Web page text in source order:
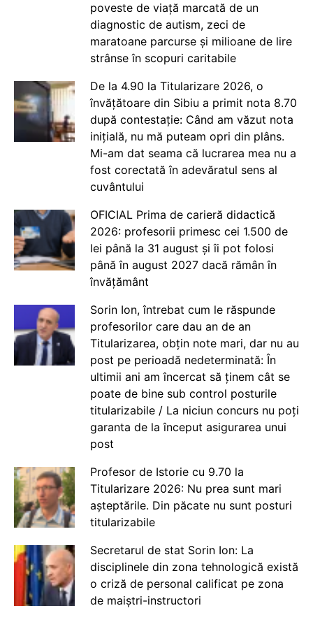
poveste de viață marcată de un
diagnostic de autism, zeci de
maratoane parcurse și milioane de lire
strânse în scopuri caritabile
De la 4.90 la Titularizare 2026, o
învățătoare din Sibiu a primit nota 8.70
după contestație: Când am văzut nota
inițială, nu mă puteam opri din plâns.
Mi-am dat seama că lucrarea mea nu a
fost corectată în adevăratul sens al
cuvântului
OFICIAL Prima de carieră didactică
2026: profesorii primesc cei 1.500 de
lei până la 31 august și îi pot folosi
până în august 2027 dacă rămân în
învățământ
Sorin Ion, întrebat cum le răspunde
profesorilor care dau an de an
Titularizarea, obțin note mari, dar nu au
post pe perioadă nedeterminată: În
ultimii ani am încercat să ținem cât se
poate de bine sub control posturile
titularizabile / La niciun concurs nu poți
garanta de la început asigurarea unui
post
Profesor de Istorie cu 9.70 la
Titularizare 2026: Nu prea sunt mari
așteptările. Din păcate nu sunt posturi
titularizabile
Secretarul de stat Sorin Ion: La
disciplinele din zona tehnologică există
o criză de personal calificat pe zona
de maiștri-instructori